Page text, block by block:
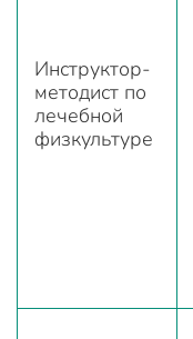
Инструктор-
методист по
лечебной
физкультуре